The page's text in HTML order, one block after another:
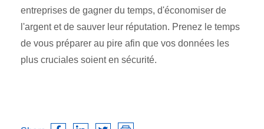
entreprises de gagner du temps, d'économiser de
l'argent et de sauver leur réputation. Prenez le temps
de vous préparer au pire afin que vos données les
plus cruciales soient en sécurité.